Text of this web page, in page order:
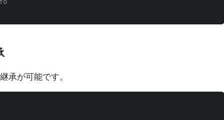
承が可能です。